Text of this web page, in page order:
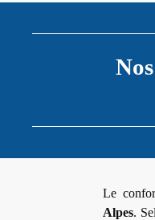
Le
Alpes.